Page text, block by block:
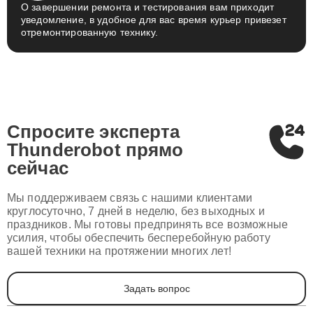
О завершении ремонта и тестирования вам приходит
уведомление, в удобное для вас время курьер привезет
отремонтированную технику.
Спросите эксперта
Thunderobot прямо
сейчас
Мы поддерживаем связь с нашими клиентами
круглосуточно, 7 дней в неделю, без выходных и
праздников. Мы готовы предпринять все возможные
усилия, чтобы обеспечить бесперебойную работу
вашей техники на протяжении многих лет!
Задать вопрос